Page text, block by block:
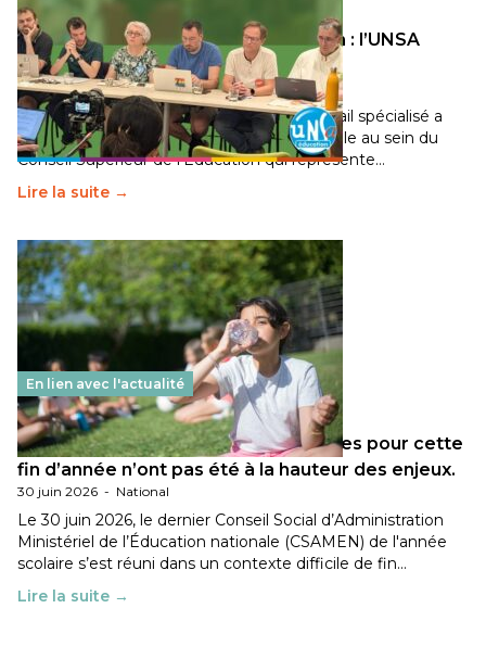
Transition écologique de l’éducation : l’UNSA
Éducation fait bouger les lignes
30 juin 2026-National
Pendant plusieurs mois, un groupe de travail spécialisé a
travaillé sur la transition écologique de l’Ecole au sein du
Conseil Supérieur de l’Éducation qui représente…
Lire la suite →
En lien avec l'actualité
Les décisions ministérielles attendues pour cette
fin d’année n’ont pas été à la hauteur des enjeux.
30 juin 2026 - National
Le 30 juin 2026, le dernier Conseil Social d’Administration
Ministériel de l’Éducation nationale (CSAMEN) de l'année
scolaire s’est réuni dans un contexte difficile de fin…
Lire la suite →